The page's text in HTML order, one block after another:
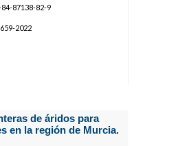
84-87138-82-9
2022
de áridos para
en la región de Murcia.